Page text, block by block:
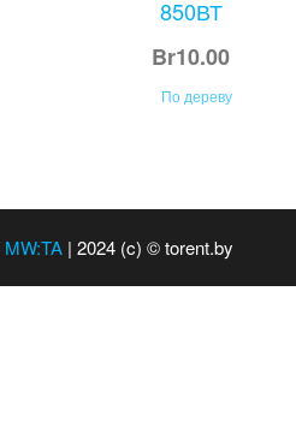
850ВТ
Br10.00
По дереву
MW:TA| 2024 (c) © torent.by